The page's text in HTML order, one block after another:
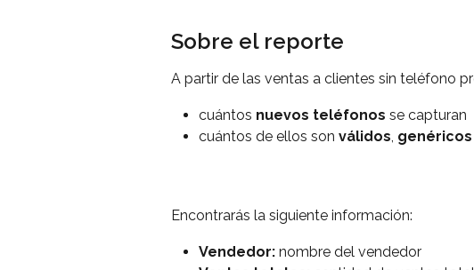
Sobre el reporte
A partir de las ventas a clientes sin teléfono
cuántos nuevos teléfonos se capturan
cuántos de ellos son válidos, genéricos
Encontrarás la siguiente información:
Vendedor: nombre del vendedor